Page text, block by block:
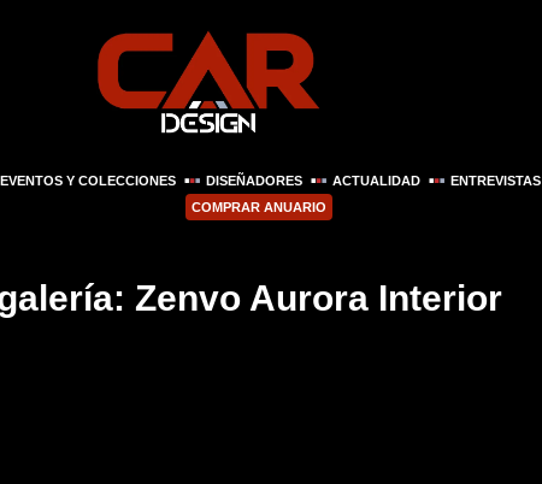
EVENTOS Y COLECCIONES DISEÑADORES ACTUALIDAD ENTREVISTAS
COMPRAR ANUARIO
Zenvo Aurora Interior